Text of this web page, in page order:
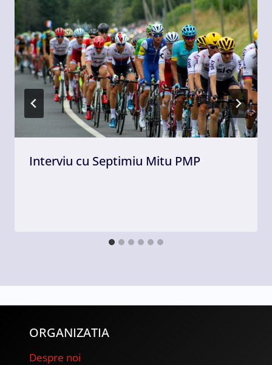
Interviu cu Septimiu Mitu PMP
ORGANIZATIA
Despre noi